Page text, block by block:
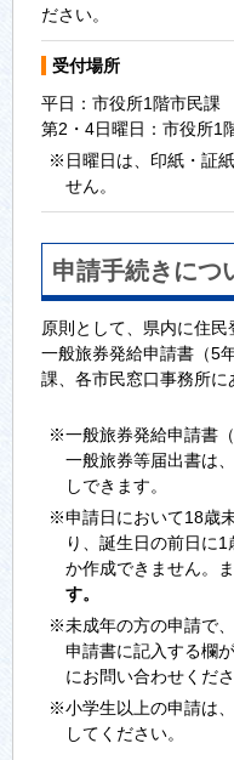
ださい。
受付場所
平日：市役所1階市民課
第2・4日曜日：市役所1
※日曜日は、印紙・証
せん。
申請手続きにつ
原則として、県内に住民
一般旅券発給申請書（5
課、各市民窓口事務所に
※一般旅券発給申請書
一般旅券等届出書は
しできます。
※申請日において18歳
り、誕生日の前日に
か作成できません。ま
す。
※未成年の方の申請で、
申請書に記入する欄
にお問い合わせくださ
※小学生以上の申請は
してください。